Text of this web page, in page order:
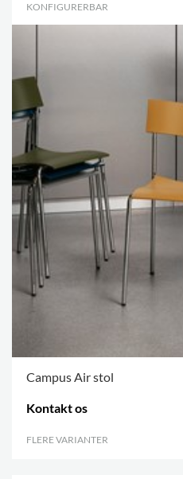
KONFIGURERBAR
Campus Air stol
Kontakt os
FLERE VARIANTER